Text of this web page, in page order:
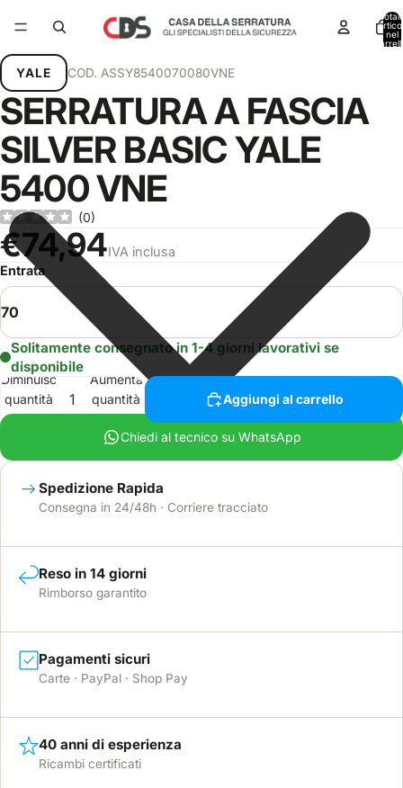
nel
YALE COD. ASSY8540070080VNE
SERRATURA A FASCIA
SILVER BASIC YALE
5400 VNE
(0)
€74,94IVA inclusa
Entrata
Solitamente consegnato in 1-4 giorni lavorativi se
disponibile
Diminuisci
quantità
Aumenta
quantità
Aggiungi al carrello
Chiedi al tecnico su WhatsApp
Spedizione Rapida
Consegna in 24/48h · Corriere tracciato
Reso in 14 giorni
Rimborso garantito
Pagamenti sicuri
Carte · PayPal · Shop Pay
40 anni di esperienza
Ricambi certificati